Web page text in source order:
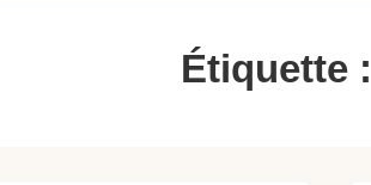
Étiquette :